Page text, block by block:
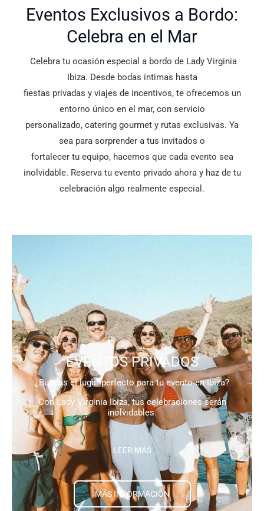
Eventos Exclusivos a Bordo:
Celebra en el Mar
Celebra tu ocasión especial a bordo de Lady Virginia
Ibiza. Desde bodas íntimas hasta
fiestas privadas y viajes de incentivos, te ofrecemos un
entorno único en el mar, con servicio
personalizado, catering gourmet y rutas exclusivas. Ya
sea para sorprender a tus invitados o
fortalecer tu equipo, hacemos que cada evento sea
inolvidable. Reserva tu evento privado ahora y haz de tu
celebración algo realmente especial.
EVENTOS PRIVADOS
¿Buscas el lugar perfecto para tu evento en Ibiza?
Con Lady Virginia Ibiza, tus celebraciones serán
inolvidables.
LEER MÁS
MÁS INFORMACIÓN